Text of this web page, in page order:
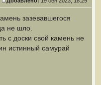
зазевавшегося
не шло.
с доски свой камень не
истинный самурай